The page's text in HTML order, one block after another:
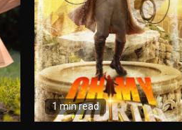
1 min read